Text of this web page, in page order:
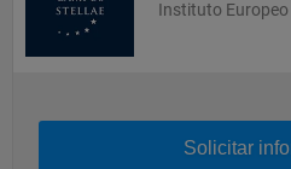
Instituto
Solicitar